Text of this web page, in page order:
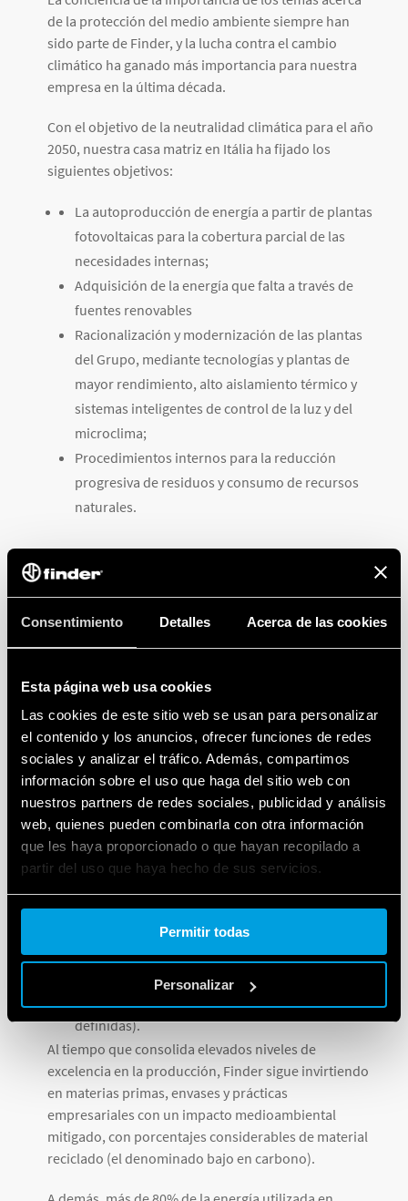
Consentimiento Detalles Acerca de las cookies
Esta página web usa cookies
Las cookies de este sitio web se usan para personalizar
el contenido y los anuncios, ofrecer funciones de redes
sociales y analizar el tráfico. Además, compartimos
información sobre el uso que haga del sitio web con
nuestros partners de redes sociales, publicidad y análisis
web, quienes pueden combinarla con otra información
que les haya proporcionado o que hayan recopilado a
partir del uso que haya hecho de sus servicios.
Cookie policy.
Permitir todas
Personalizar
de la protección del medio ambiente siempre han
sido parte de Finder, y la lucha contra el cambio
climático ha ganado más importancia para nuestra
empresa en la última década.
Con el objetivo de la neutralidad climática para el año
2050, nuestra casa matriz en Itália ha fijado los
siguientes objetivos:
La autoproducción de energía a partir de plantas
fotovoltaicas para la cobertura parcial de las
necesidades internas;
Adquisición de la energía que falta a través de
fuentes renovables
Racionalización y modernización de las plantas
del Grupo, mediante tecnologías y plantas de
mayor rendimiento, alto aislamiento térmico y
sistemas inteligentes de control de la luz y del
microclima;
Procedimientos internos para la reducción
progresiva de residuos y consumo de recursos
naturales.
DISMINUCIÓN SIGNIFICATIVA DE LAS
EMISIONES DE CO2
En 2022, los principales resultados de la reducción de
las emisiones de dióxido de carbono de nuestra
empresa fueron los siguientes:
Ahorro de 750,9 tCO2e gracias a la
autoproducción de energía a partir de fuentes
renovables;
Más de 30 tCO2e de ahorro vinculado a iniciativas
de economía circular como la recuperación de
de subproductos;
Ahorro de 5 tCO2e gracias a proyectos de
compensación del impacto ambiental de las
definidas).
Al tiempo que consolida elevados niveles de
excelencia en la producción, Finder sigue invirtiendo
en materias primas, envases y prácticas
empresariales con un impacto medioambiental
mitigado, con porcentajes considerables de material
reciclado (el denominado bajo en carbono).